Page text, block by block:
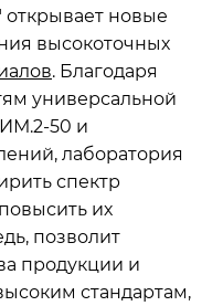
новые
высокоточных
. Благодаря
универсальной
50 и
лаборатория
спектр
их
позволит
продукции и
стандартам,